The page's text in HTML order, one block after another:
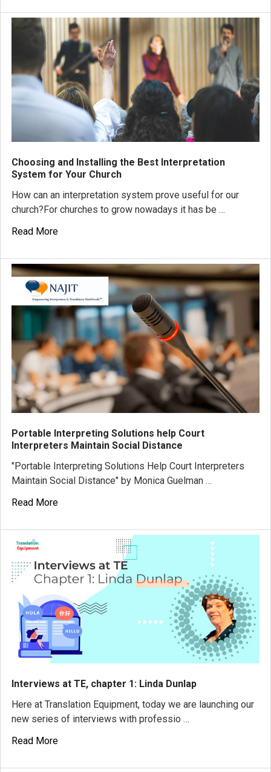
​Choosing and Installing the Best Interpretation
System for Your Church
How can an interpretation system prove useful for our
church?For churches to grow nowadays it has be …
Read More
​Portable Interpreting Solutions help Court
Interpreters Maintain Social Distance
"Portable Interpreting Solutions Help Court Interpreters
Maintain Social Distance" by Monica Guelman …
Read More
Interviews at TE, chapter 1: Linda Dunlap
Here at Translation Equipment, today we are launching our
new series of interviews with professio …
Read More